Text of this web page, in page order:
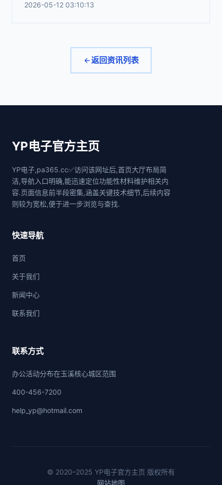
2026-05-12 03:10:13
返回资讯列表
YP电子官方主页
YP电子,pa365.cc✅访问该网址后,首页大厅布局简
洁,导航入口明确,能迅速定位功能性材料维护相关内
容.页面信息前半段密集,涵盖关键技术细节,后续内容
则较为宽松,便于进一步浏览与查找.
快速导航
首页
关于我们
新闻中心
联系我们
联系方式
办公活动分布在玉溪核心城区范围
400-456-7200
help_yp@hotmail.com
© 2020–2025 YP电子官方主页 版权所有
网站地图